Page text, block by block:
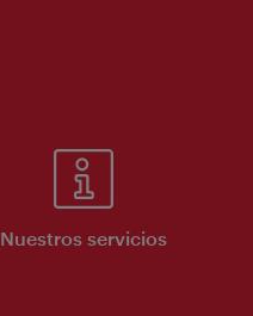
Nuestros servicios